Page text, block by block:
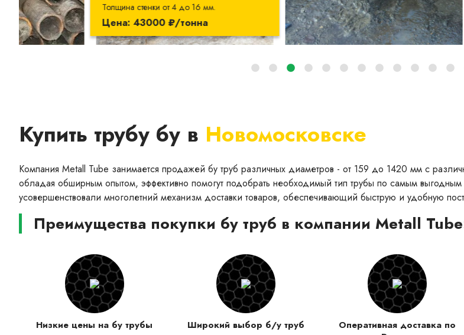
Толщина стенки от 4 до 16 мм.
Цена: 43000 ₽/тонна
Толщина
Цена:
Купить трубу бу в Новомосковске
Компания Metall Tube занимается продажей бу труб различных диаметров - от 159 до 1420 мм с
обладая обширным опытом, эффективно помогут подобрать необходимый тип трубы по самым
усовершенствовали многолетний механизм доставки товаров, обеспечивающий быструю и удобную
Преимущества покупки бу труб в компании Metall
Низкие цены на бу трубы Широкий выбор б/у труб
Оперативная доставка по